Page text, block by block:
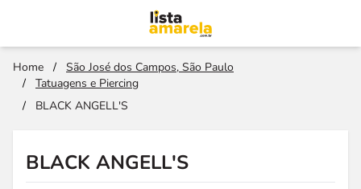
Home /
São José dos Campos, São Paulo
/
Tatuagens e Piercing
/
BLACK ANGELL'S
BLACK ANGELL'S